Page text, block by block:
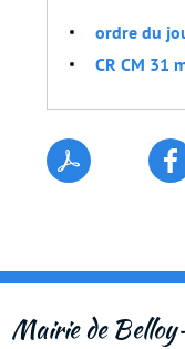
ordre du
CR CM 31
Mairie de